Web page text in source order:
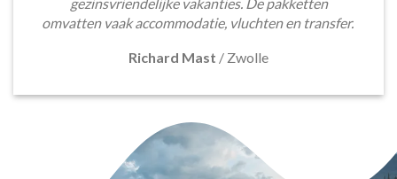
omvatten vaak accommodatie, vluchten en transfer.
Richard Mast / Zwolle